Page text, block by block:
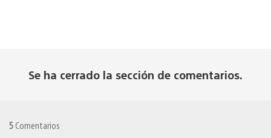
Se ha cerrado la sección de comentarios.
5 Comentarios